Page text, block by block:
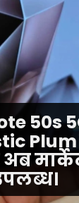
50s
अब